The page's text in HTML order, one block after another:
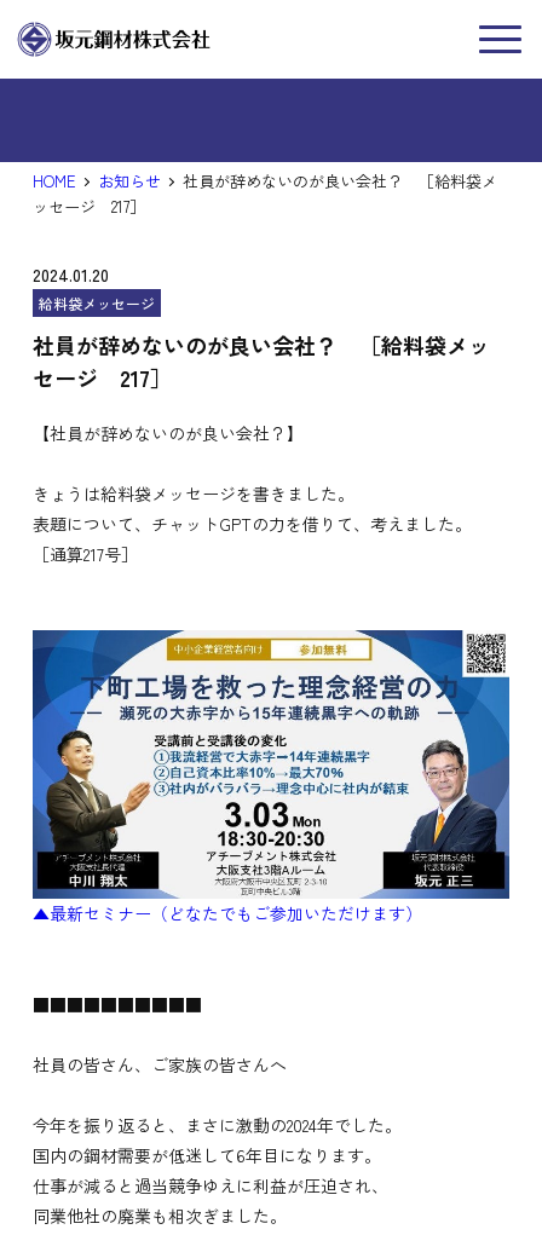
NEWS
HOME お知らせ
社員が辞めないのが良い会社？ ［給料袋メ
ッセージ 217］
2024.01.20
給料袋メッセージ
社員が辞めないのが良い会社？ ［給料袋メッ
セージ 217］
【社員が辞めないのが良い会社？】
きょうは給料袋メッセージを書きました。
表題について、チャットGPTの力を借りて、考えました。
［通算217号］
▲最新セミナー（どなたでもご参加いただけます）
■■■■■■■■■■
社員の皆さん、ご家族の皆さんへ
今年を振り返ると、まさに激動の2024年でした。
国内の鋼材需要が低迷して6年目になります。
仕事が減ると過当競争ゆえに利益が圧迫され、
同業他社の廃業も相次ぎました。